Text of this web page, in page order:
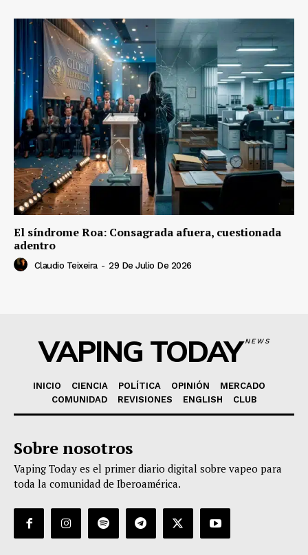
El síndrome Roa: Consagrada afuera, cuestionada
adentro
Claudio Teixeira - 29 De Julio De 2026
VAPING TODAYNEWS
INICIO CIENCIA POLÍTICA OPINIÓN
MERCADO
COMUNIDAD
REVISIONES ENGLISH CLUB
Sobre nosotros
Vaping Today es el primer diario digital sobre vapeo para
toda la comunidad de Iberoamérica.